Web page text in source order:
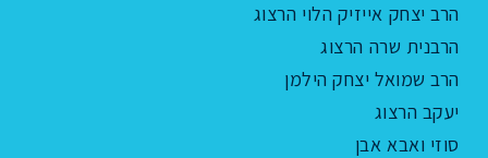
הרב יצחק אייזיק הלוי הרצוג
הרבנית שרה הרצוג
הרב שמואל יצחק הילמן
יעקב הרצוג
סוזי ואבא אבן